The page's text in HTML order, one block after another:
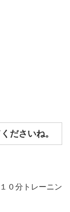
ださいね。
０分トレーニン